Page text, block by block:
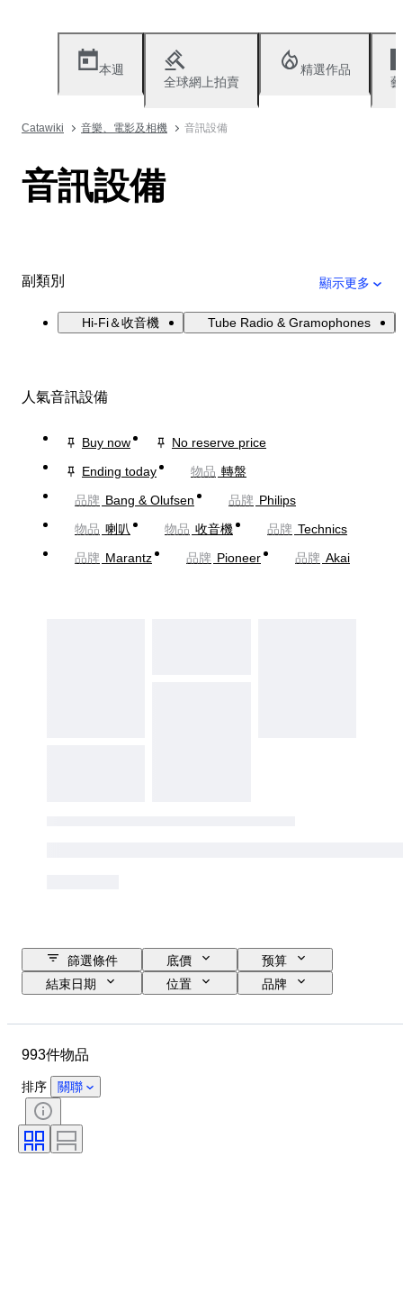
本週
全球網上拍賣
精選作品
Catawiki 音樂、電影及相機 音訊設備
音訊設備
副類別 顯示更多
Hi-Fi＆收音機 Tube Radio & Gramophones
人氣音訊設備
Buy now
No reserve price
Ending today
物品 轉盤
品牌 Bang & Olufsen 品牌 Philips
物品 喇叭 物品 收音機 品牌 Technics
品牌 Marantz 品牌 Pioneer 品牌 Akai
篩選條件 底價
预算
結束日期
位置
品牌
款式
時代
創作者
993件物品
排序 關聯